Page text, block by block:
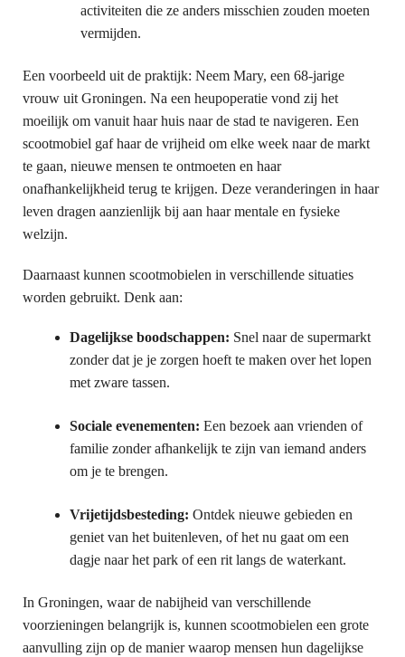
activiteiten die ze anders misschien zouden moeten
vermijden.
Een voorbeeld uit de praktijk: Neem Mary, een 68-jarige
vrouw uit Groningen. Na een heupoperatie vond zij het
moeilijk om vanuit haar huis naar de stad te navigeren. Een
scootmobiel gaf haar de vrijheid om elke week naar de markt
te gaan, nieuwe mensen te ontmoeten en haar
onafhankelijkheid terug te krijgen. Deze veranderingen in haar
leven dragen aanzienlijk bij aan haar mentale en fysieke
welzijn.
Daarnaast kunnen scootmobielen in verschillende situaties
worden gebruikt. Denk aan:
Dagelijkse boodschappen: Snel naar de supermarkt
zonder dat je je zorgen hoeft te maken over het lopen
met zware tassen.
Sociale evenementen: Een bezoek aan vrienden of
familie zonder afhankelijk te zijn van iemand anders
om je te brengen.
Vrijetijdsbesteding: Ontdek nieuwe gebieden en
geniet van het buitenleven, of het nu gaat om een
dagje naar het park of een rit langs de waterkant.
In Groningen, waar de nabijheid van verschillende
voorzieningen belangrijk is, kunnen scootmobielen een grote
aanvulling zijn op de manier waarop mensen hun dagelijkse